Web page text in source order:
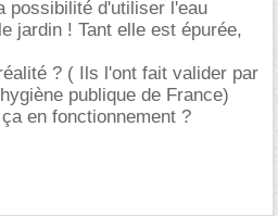
possibilité d'utiliser l'eau
jardin ! Tant elle est épurée,
? ( Ils l'ont fait valider par
publique de France)
en fonctionnement ?